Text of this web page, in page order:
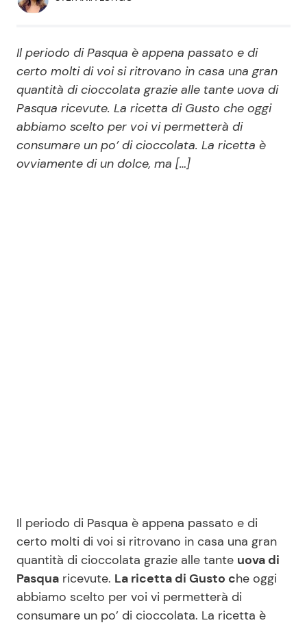
Economia
Persone Scomparse
Politica
Programmi TV
Reality e Talent
Soap Opera
Salute
Viaggi e Turismo
Festività
Ricette Facili e Veloci
Ricette Feste
Ricette per Bambini
Il periodo di Pasqua è appena passato e di
certo molti di voi si ritrovano in casa una gran
quantità di cioccolata grazie alle tante uova di
Pasqua ricevute. La ricetta di Gusto che oggi
abbiamo scelto per voi vi permetterà di
consumare un po’ di cioccolata. La ricetta è
ovviamente di un dolce, ma […]
Il periodo di Pasqua è appena passato e di
certo molti di voi si ritrovano in casa una gran
quantità di cioccolata grazie alle tante uova di
Pasqua ricevute. La ricetta di Gusto che oggi
abbiamo scelto per voi vi permetterà di
consumare un po’ di cioccolata. La ricetta è